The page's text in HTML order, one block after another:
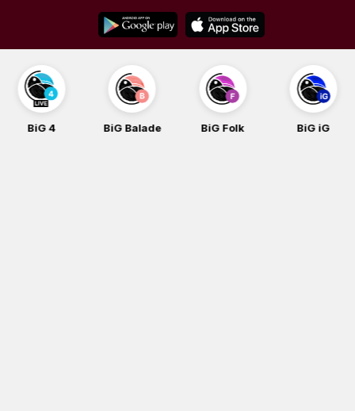
content
BiG 4 BiG Balade BiG Folk BiG iG